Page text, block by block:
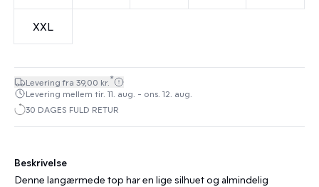
XXL
Levering fra 39,00 kr.*
Levering mellem tir. 11. aug. - ons. 12. aug.
30 DAGES FULD RETUR
Beskrivelse
Denne langærmede top har en lige silhuet og almindelig